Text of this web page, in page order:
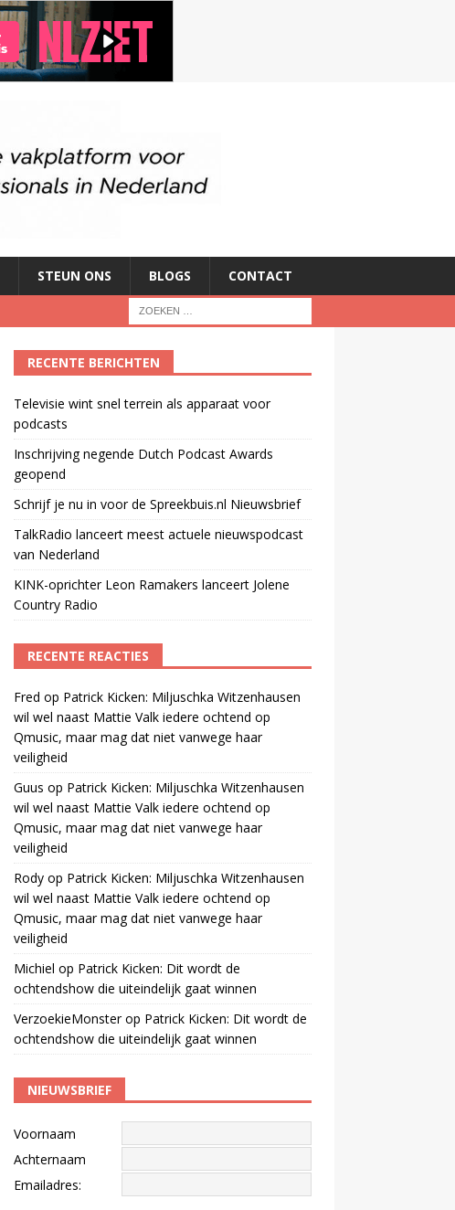
STEUN ONS BLOGS CONTACT
RECENTE BERICHTEN
Televisie wint snel terrein als apparaat voor
podcasts
Inschrijving negende Dutch Podcast Awards
geopend
Schrijf je nu in voor de Spreekbuis.nl Nieuwsbrief
TalkRadio lanceert meest actuele nieuwspodcast
van Nederland
KINK-oprichter Leon Ramakers lanceert Jolene
Country Radio
RECENTE REACTIES
Fred op Patrick Kicken: Miljuschka Witzenhausen
wil wel naast Mattie Valk iedere ochtend op
Qmusic, maar mag dat niet vanwege haar
veiligheid
Guus op Patrick Kicken: Miljuschka Witzenhausen
wil wel naast Mattie Valk iedere ochtend op
Qmusic, maar mag dat niet vanwege haar
veiligheid
Rodyop Patrick Kicken: Miljuschka Witzenhausen
wil wel naast Mattie Valk iedere ochtend op
Qmusic, maar mag dat niet vanwege haar
veiligheid
Michiel op Patrick Kicken: Dit wordt de
ochtendshow die uiteindelijk gaat winnen
VerzoekieMonsterop Patrick Kicken: Dit wordt de
ochtendshow die uiteindelijk gaat winnen
NIEUWSBRIEF
Voornaam
Achternaam
Emailadres: